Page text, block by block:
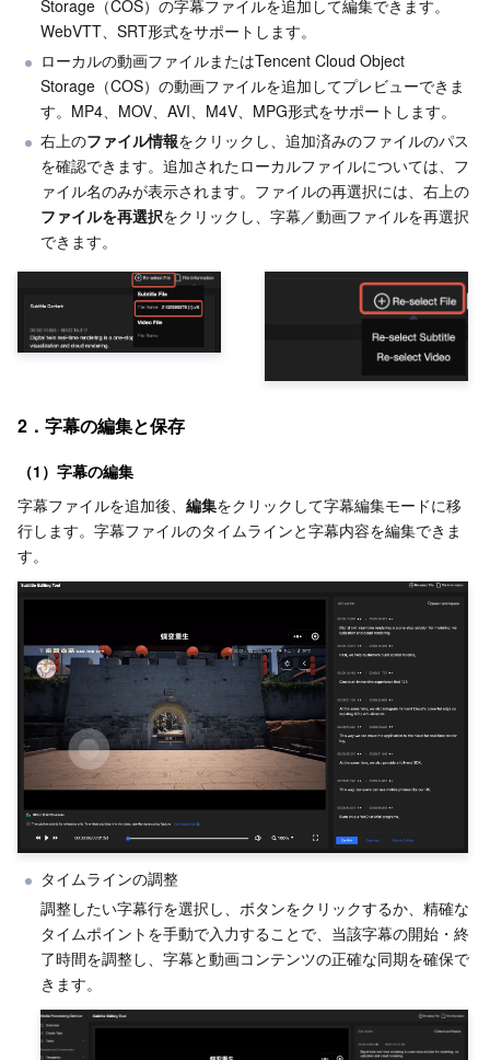
TencentDB for Tendis
TencentDB for CTSDB
TencentDB for DBbrain
Database Management Center
Cloud Load Balancer
Gateway Load Balancer
Direct Connect
Cloud Connect Network
NAT Gateway
Flow Logs
Anycast Internet Acceleration
Bandwidth Package
VPN Connections
Private Link
Elastic IP
Global Application Acceleration Platform
Data Security Governance Center
Key Management Service
Secrets Manager
Bastion Host
ビジネスセキュリティ
Captcha
Text Moderation System
Image Moderation System
Video Moderation System
Risk Control Engine
Anti-Cheat Expert
セキュリティサービス
Penetration Test Service
Security Service Platform
セキュリティ管理
Tencent Cloud Firewall
Cloud Workload Protection Platform
Cloud Security Center
Vulnerability Scan Service
Firewall Manager
アプリケーションセキュリティ
Security Token Service
Private DNS
HTTPDNS
DNSPod
Cloud DNS Resolution
エンタープライズアプリケーション
Tencent eSign
Tencent VooV Meeting
Tencent LearnShare
Tencent Cloud Enterprise Drive
ビッグデータ
Elastic MapReduce
Elasticsearch Service
Stream Compute Service
Data Lake Compute
Tencent Cloud TCHouse-C
Tencent Cloud TCHouse-D
Tencent Cloud TCHouse-P
Tencent Cloud WeData
Business Intelligence
Tencent Cloud TCLake
AI 基本製品
Face Recognition
Text To Speech
Automatic Speech Recognition
機械翻訳
Optical Character Recognition
Face Fusion
AI アプリケーション製品
Tencent Cloud AI Digital Human
eKYC
AI プラットホーム製品
Tencent Cloud TI-ONE Platform
Intelligent Music Platform
テンセントのビッグモデル
Tencent Cloud Agent Development Platform
LLM Knowledge Engine Basic API
Image Creation Large Model
Video Creation Large Model
Tencent HY 3D Global
Tencent HY
LLM Service TokenHub
IoT Hub
Message Queue
TDMQ for CKafka
TDMQ for RocketMQ
TDMQ for RabbitMQ
TDMQ for Apache Pulsar
TDMQ for MQTT
コミュニケーション
Short Message Service
Tencent Push Notification Service
Simple Email Service
リアルタイムのインタラクション
Chat
Tencent Real-Time Communication
Low-code Interactive Classroom
ビデオサービス
StreamLive
StreamPackage
メディア オンデマンド
LVB Recording
メディア処理
Storage（COS）の字幕ファイルを追加して編集できます。
WebVTT、SRT形式をサポートします。
ローカルの動画ファイルまたはTencent Cloud Object
Storage（COS）の動画ファイルを追加してプレビューできま
す。MP4、MOV、AVI、M4V、MPG形式をサポートします。
右上のファイル情報をクリックし、追加済みのファイルのパス
を確認できます。追加されたローカルファイルについては、フ
ァイル名のみが表示されます。ファイルの再選択には、右上の
ファイルを再選択をクリックし、字幕／動画ファイルを再選択
できます。
2．字幕の編集と保存
（1）字幕の編集
字幕ファイルを追加後、 編集をクリックして字幕編集モードに移
行します。字幕ファイルのタイムラインと字幕内容を編集できま
す。
タイムラインの調整
調整したい字幕行を選択し、ボタンをクリックするか、精確な
タイムポイントを手動で入力することで、当該字幕の開始・終
了時間を調整し、字幕と動画コンテンツの正確な同期を確保で
きます。